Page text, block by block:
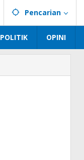
Pencarian
POLITIK OPINI